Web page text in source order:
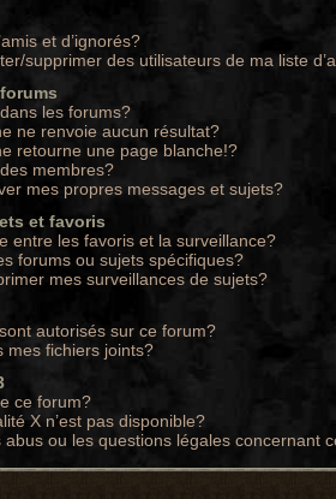
et d’ignorés?
supprimer des utilisateurs de ma liste
les forums?
ne renvoie aucun résultat?
retourne une page blanche!?
membres?
mes propres messages et sujets?
et favoris
entre les favoris et la surveillance?
forums ou sujets spécifiques?
mes surveillances de sujets?
autorisés sur ce forum?
mes fichiers joints?
ce forum?
X n’est pas disponible?
ou les questions légales concernant